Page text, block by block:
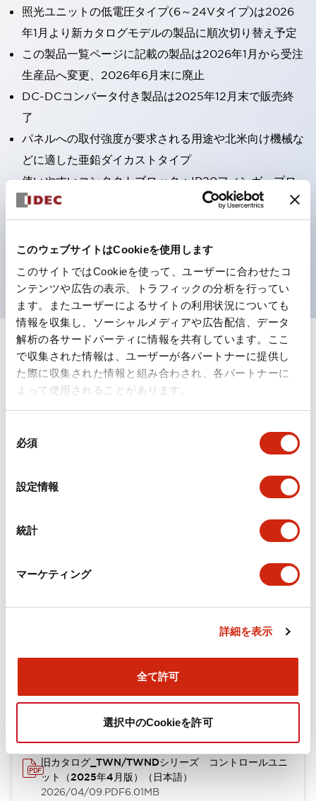
このウェブサイトはCookieを使用します
このサイトではCookieを使って、ユーザーに合わせたコ
ンテンツや広告の表示、トラフィックの分析を行ってい
ます。またユーザーによるサイトの利用状況についても
情報を収集し、ソーシャルメディアや広告配信、データ
解析の各サードパーティに情報を共有しています。ここ
で収集された情報は、ユーザーが各パートナーに提供し
た際に収集された情報と組み合わされ、各パートナーに
よって使用されることがあります。
必須
設定情報
統計
マーケティング
詳細を表示
全て許可
選択中のCookieを許可
照光ユニットの低電圧タイプ(6～24Vタイプ)は2026
年1月より新カタログモデルの製品に順次切り替え予定
この製品一覧ページに記載の製品は2026年1月から受注
生産品へ変更、2026年6月末に廃止
DC-DCコンバータ付き製品は2025年12月末で販売終
了
パネルへの取付強度が要求される用途や北米向け機械な
どに適した亜鉛ダイカストタイプ
使いやすいコンタクトブロック：IP20フィンガープロ
テクション構造、簡単取付け／取外し、ねじ脱落防止、
選べる2方向配線
保護構造は防噴流IP65（IEC 60529）
UL、CSA、TÜV、CCC認証品。
仕様 すべて展開
形状仕様
機械的仕様
取付設置仕様
ドキュメントとファイル
カタログ CAD 規格・認証 技術文書
旧カタログ_TWN/TWNDシリーズ コントロールユニ
ット（2025年4月版）（日本語）
2026/04/09.PDF6.01MB